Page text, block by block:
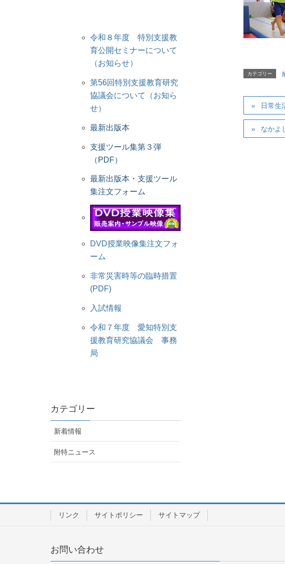
カテゴリー
日常生
なかよ
令和８年度 特別支援教
育公開セミナーについて
（お知らせ）
第56回特別支援教育研究
協議会について（お知ら
せ）
最新出版本
支援ツール集第３弾
（PDF）
最新出版本・支援ツール
集注文フォーム
DVD授業映像集注文フォ
ーム
非常災害時等の臨時措置
(PDF)
入試情報
令和７年度 愛知特別支
援教育研究協議会 事務
局
カテゴリー
新着情報
附特ニュース
リンク サイトポリシー サイトマップ
お問い合わせ